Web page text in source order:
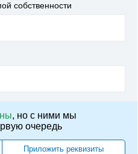
собственности
, но с ними мы
очередь
Приложить реквизиты